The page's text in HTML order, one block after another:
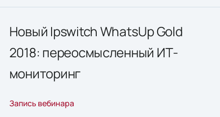
Новый Ipswitch WhatsUp Gold
2018: переосмысленный ИТ-
мониторинг
Запись вебинара